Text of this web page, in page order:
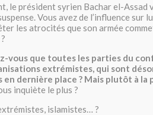
le président syrien Bachar el-Assad
Vous avez de l’influence sur
les atrocités que son armée
vous que toutes les parties du
extrémistes, qui sont
en dernière place ? Mais plutôt à la
inquiète le plus ?
islamistes… ?